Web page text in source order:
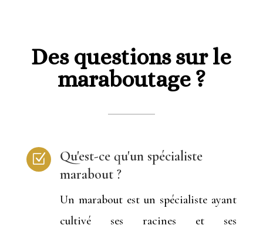
Des questions sur le
maraboutage ?
Z
Qu'est-ce qu'un spécialiste
marabout ?
Un marabout est un spécialiste ayant
cultivé ses racines et ses